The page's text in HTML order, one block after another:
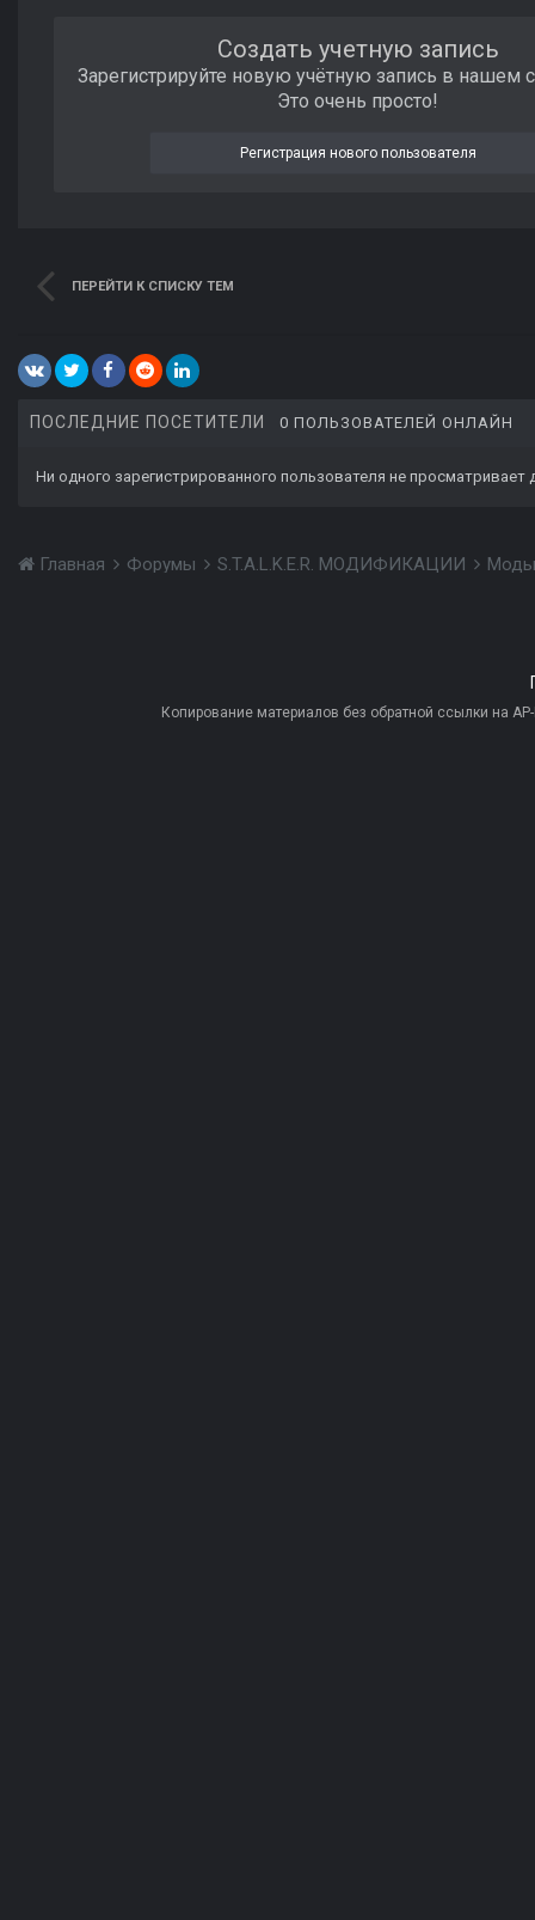
Создать учетную запись
Зарегистрируйте новую учётную запись в нашем
Это очень просто!
Регистрация нового пользователя
ПЕРЕЙТИ К СПИСКУ ТЕМ
ПОСЛЕДНИЕ ПОСЕТИТЕЛИ 0 ПОЛЬЗОВАТЕЛЕЙ ОНЛАЙН
Ни одного зарегистрированного пользователя не просматривает
Главная Форумы S.T.A.L.K.E.R. МОДИФИКАЦИИ
Копирование материалов без обратной ссылки на